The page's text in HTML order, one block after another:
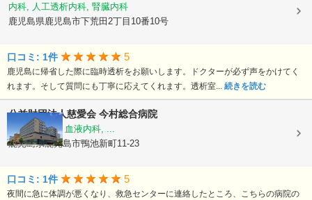
内科, 人工透析内科, 腎臓内科
鹿児島県鹿児島市下荒田2丁目10番10号
口コミ: 1件 5
鹿児島に帰省した際に臨時透析をお願いします。ドクターが必ず声をかけてく
れます。そして質問にも丁寧に応えてくれます。透析室... 続きを読む
公益財団法人慈愛会 今村総合病院
内科, 救急科, 血液内科, ...
鹿児島県鹿児島市鴨池新町11-23
口コミ: 1件 5
夜間に急に体調が悪くなり、救急センターに連絡したところ、こちらの病院の